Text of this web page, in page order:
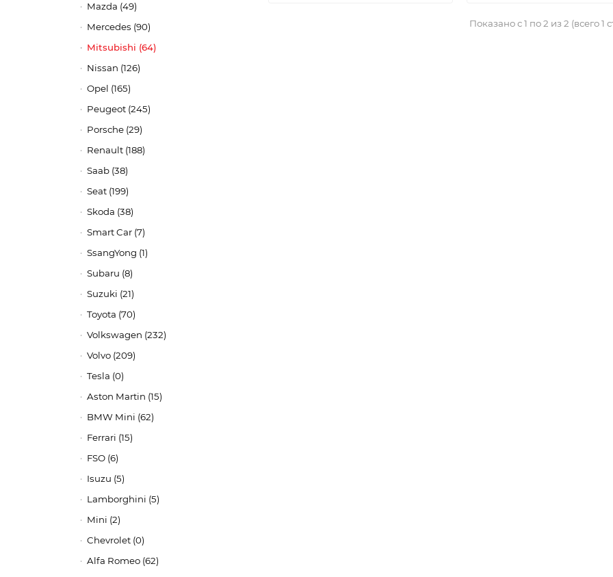
Mazda (49)
Mercedes (90)
Mitsubishi (64)
Nissan (126)
Opel (165)
Peugeot (245)
Porsche (29)
Renault (188)
Saab (38)
Seat (199)
Skoda (38)
Smart Car (7)
SsangYong (1)
Subaru (8)
Suzuki (21)
Toyota (70)
Volkswagen (232)
Volvo (209)
Tesla (0)
Aston Martin (15)
BMW Mini (62)
Ferrari (15)
FSO (6)
Isuzu (5)
Lamborghini (5)
Mini (2)
Chevrolet (0)
Alfa Romeo (62)
Показано с 1 по 2 из 2 (всего 1